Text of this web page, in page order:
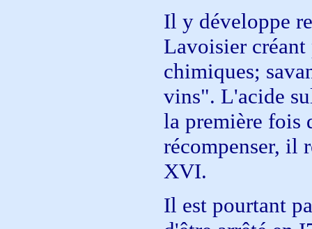
Il y développe
Lavoisier
chimiques;
vins". L'acide
la première fois
récompenser, il
XVI.
Il est pourtant